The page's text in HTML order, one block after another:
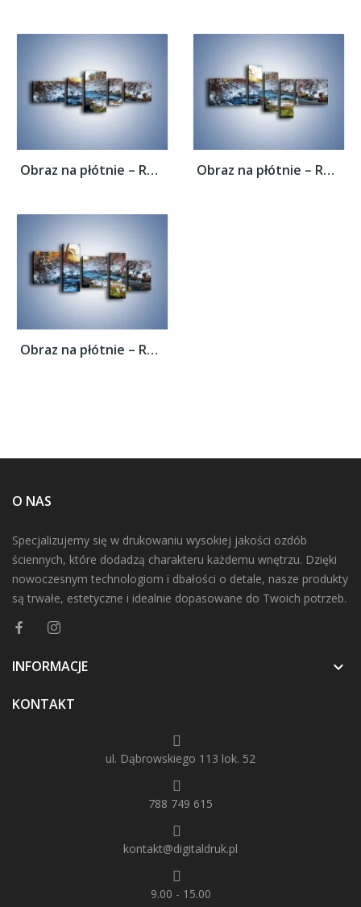
Obraz na płótnie – Resztki zimy w... Obraz na płótnie – Resztki zimy w...
Obraz na płótnie – Resztki zimy w...
O NAS
Specjalizujemy się w drukowaniu wysokiej jakości ozdób
ściennych, które dodadzą charakteru każdemu wnętrzu. Dzięki
nowoczesnym technologiom i dbałości o detale, nasze produkty
są trwałe, estetyczne i idealnie dopasowane do Twoich potrzeb.
INFORMACJE 
KONTAKT
ul. Dąbrowskiego 113 lok. 52
788 749 615
kontakt@digitaldruk.pl
9.00 - 15.00